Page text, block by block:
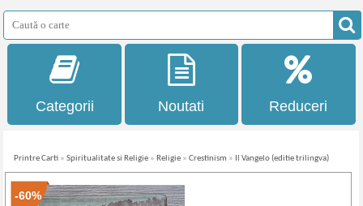
Categorii Noutati Reduceri
Printre Carti »Spiritualitate si Religie » Religie »Crestinism » Il Vangelo (editie trilingva)
-60%